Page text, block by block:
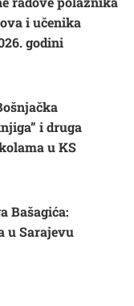
i učenika
godini
i druga
u KS
Bašagića:
u Sarajevu